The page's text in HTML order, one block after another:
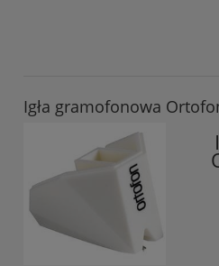
Igła gramofonowa